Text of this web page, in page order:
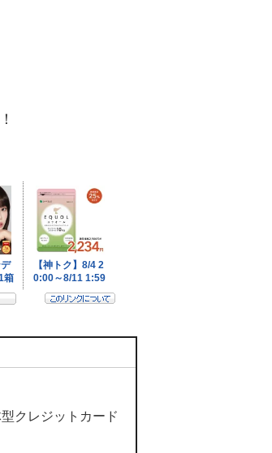
クレジットカード